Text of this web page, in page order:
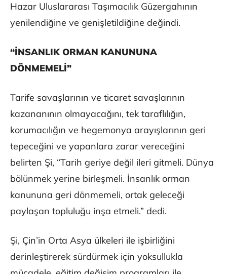
Hazar Uluslararası Taşımacılık Güzergahının
yenilendiğine ve genişletildiğine değindi.
“İNSANLIK ORMAN KANUNUNA
DÖNMEMELİ”
Tarife savaşlarının ve ticaret savaşlarının
kazananının olmayacağını, tek taraflılığın,
korumacılığın ve hegemonya arayışlarının geri
tepeceğini ve yapanlara zarar vereceğini
belirten Şi, “Tarih geriye değil ileri gitmeli. Dünya
bölünmek yerine birleşmeli. İnsanlık orman
kanununa geri dönmemeli, ortak geleceği
paylaşan topluluğu inşa etmeli.” dedi.
Şi, Çin’in Orta Asya ülkeleri ile işbirliğini
derinleştirerek sürdürmek için yoksullukla